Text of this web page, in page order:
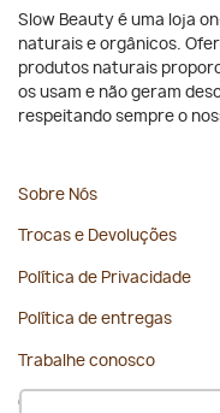
Slow Beauty é uma loja
naturais e orgânicos.
produtos naturais
os usam e não geram
respeitando sempre o
Sobre Nós
Trocas e Devoluções
Política de Privacidade
Política de entregas
Trabalhe conosco
Contato